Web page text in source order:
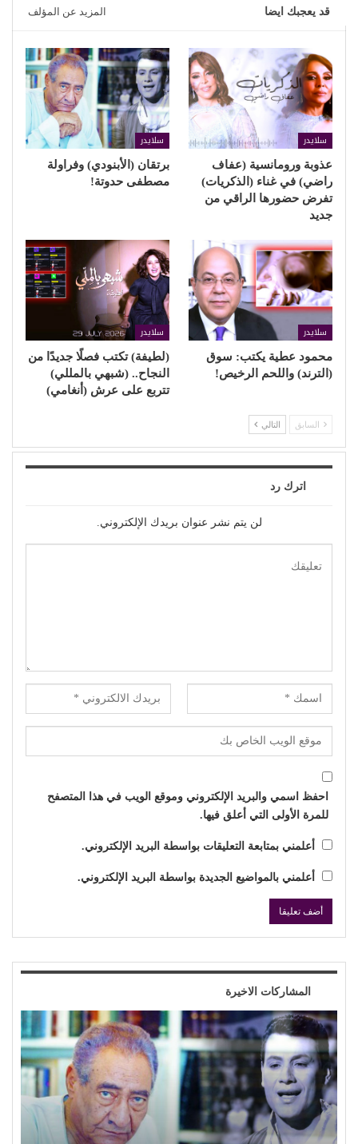
قد يعجبك ايضا المزيد عن المؤلف
سلايدر
عذوبة ورومانسية (عفاف
راضي) في غناء (الذكريات)
تفرض حضورها الراقي من
جديد
سلايدر
برتقان (الأبنودي) وفراولة
مصطفى حدوتة!
سلايدر
محمود عطية يكتب: سوق
(الترند) واللحم الرخيص!
سلايدر
(لطيفة) تكتب فصلًا جديدًا من
النجاح.. (شبهي بالمللي)
تتربع على عرش (أنغامي)
السابق التالي
اترك رد
لن يتم نشر عنوان بريدك الإلكتروني.
احفظ اسمي والبريد الإلكتروني وموقع الويب في هذا المتصفح
للمرة الأولى التي أعلق فيها.
أعلمني بمتابعة التعليقات بواسطة البريد الإلكتروني.
أعلمني بالمواضيع الجديدة بواسطة البريد الإلكتروني.
المشاركات الاخيرة